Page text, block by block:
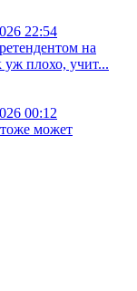
22:54
на
уж плохо, учит...
00:12
может